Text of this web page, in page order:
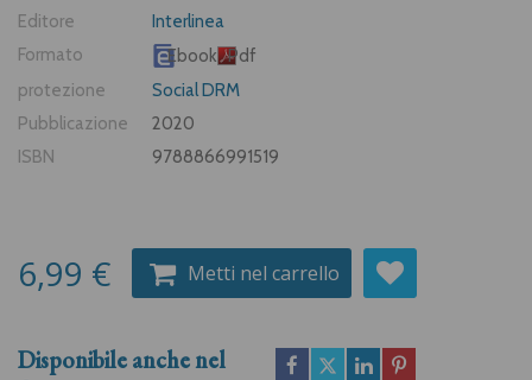
Editore
Interlinea
Formato
Ebook Pdf
protezione
Social DRM
Pubblicazione
2020
ISBN
9788866991519
6,99 € Metti nel carrello
Disponibile anche nel